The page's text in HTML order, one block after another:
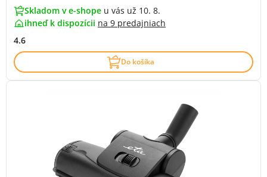
Skladom v e-shope u vás už 10. 8.
ihneď k dispozícii na 9 predajniach
4.6
Do košíka